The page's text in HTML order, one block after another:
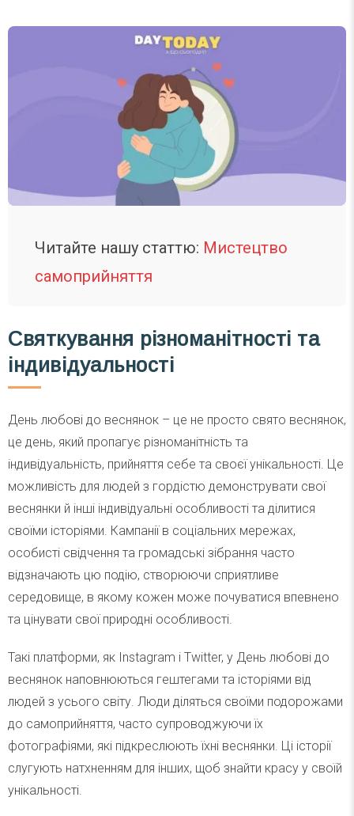
Читайте нашу статтю: Мистецтво
самоприйняття
Святкування різноманітності та
індивідуальності
День любові до веснянок – це не просто свято веснянок,
це день, який пропагує різноманітність та
індивідуальність, прийняття себе та своєї унікальності. Це
можливість для людей з гордістю демонструвати свої
веснянки й інші індивідуальні особливості та ділитися
своїми історіями. Кампанії в соціальних мережах,
особисті свідчення та громадські зібрання часто
відзначають цю подію, створюючи сприятливе
середовище, в якому кожен може почуватися впевнено
та цінувати свої природні особливості.
Такі платформи, як Instagram і Twitter, у День любові до
веснянок наповнюються гештегами та історіями від
людей з усього світу. Люди діляться своїми подорожами
до самоприйняття, часто супроводжуючи їх
фотографіями, які підкреслюють їхні веснянки. Ці історії
слугують натхненням для інших, щоб знайти красу у своїй
унікальності.